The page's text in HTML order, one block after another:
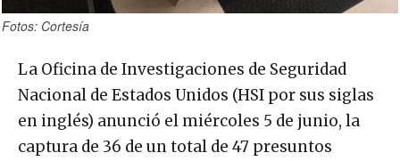
Fotos: Cortesía
La Oficina de Investigaciones de Seguridad
Nacional de Estados Unidos (HSI por sus siglas
en inglés) anunció el miércoles 5 de junio, la
captura de 36 de un total de 47 presuntos